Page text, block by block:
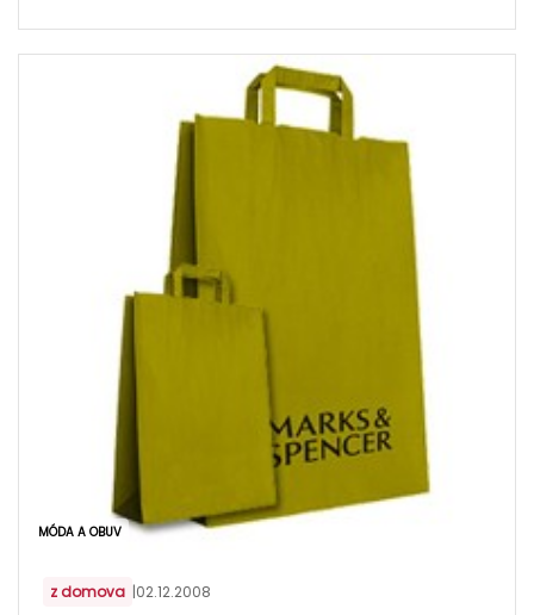
MÓDA A OBUV
z domova |02.12.2008